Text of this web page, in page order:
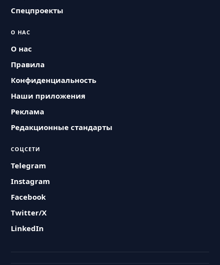
Спецпроекты
О НАС
О нас
Правила
Конфиденциальность
Наши приложения
Реклама
Редакционные стандарты
СОЦСЕТИ
Telegram
Instagram
Facebook
Twitter/X
LinkedIn